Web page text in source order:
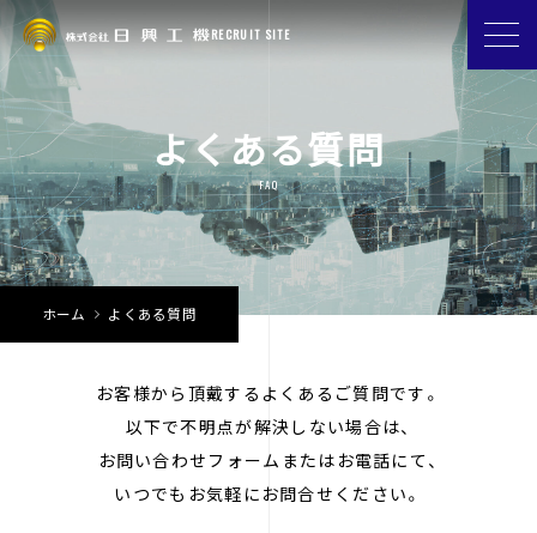
RECRUIT SITE
よくある質問
FAQ
ホーム よくある質問
お客様から頂戴するよくあるご質問です。
以下で不明点が解決しない場合は、
お問い合わせフォームまたはお電話にて、
いつでもお気軽にお問合せください。